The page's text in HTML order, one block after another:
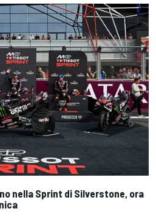
nella Sprint di Silverstone, ora